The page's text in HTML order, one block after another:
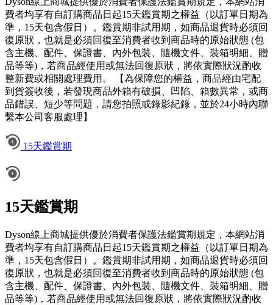
費者均享有自訂購商品日起15天鑑賞期之權益（以訂單日期為
準，15天包含假日）。鑑賞期非試用期，如商品退貨時必須回
復原狀，也就是必須回復至消費者收到商品時的原始狀態 (包
含主機、配件、保證書、內外包裝、隨機文件、裝箱明細、贈
品等等)，若商品經使用或無法回復原狀，將依實際狀況酌收
整新費或相關處理費用。 【為保障您的權益，商品經由宅配
到貨簽收後，若發現商品外箱有破損、凹陷、箱數異常，或商
品錯誤、短少等問題，請您拍照或錄影紀錄，並於24小時內聯
繫本公司客服處理】
15天鑑賞期
15天鑑賞期
Dyson線上商城提供優於消費者保護法鑑賞期規定，本網站消
費者均享有自訂購商品日起15天鑑賞期之權益（以訂單日期為
準，15天包含假日）。鑑賞期非試用期，如商品退貨時必須回
復原狀，也就是必須回復至消費者收到商品時的原始狀態 (包
含主機、配件、保證書、內外包裝、隨機文件、裝箱明細、贈
品等等)，若商品經使用或無法回復原狀，將依實際狀況酌收